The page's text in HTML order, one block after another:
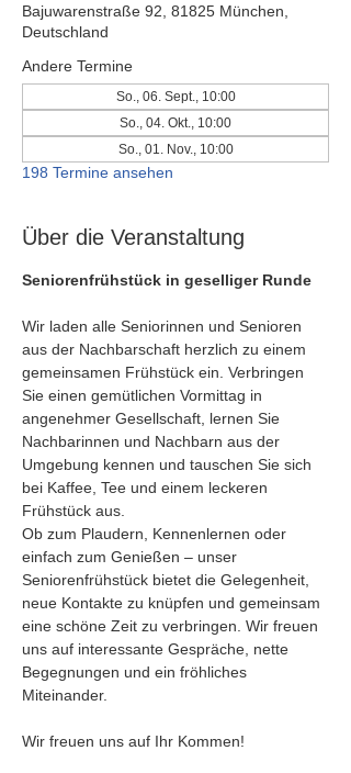
Bajuwarenstraße 92, 81825 München,
Deutschland
Andere Termine
So., 06. Sept., 10:00
So., 04. Okt., 10:00
So., 01. Nov., 10:00
198 Termine ansehen
Über die Veranstaltung
Seniorenfrühstück in geselliger Runde
Wir laden alle Seniorinnen und Senioren
aus der Nachbarschaft herzlich zu einem
gemeinsamen Frühstück ein. Verbringen
Sie einen gemütlichen Vormittag in
angenehmer Gesellschaft, lernen Sie
Nachbarinnen und Nachbarn aus der
Umgebung kennen und tauschen Sie sich
bei Kaffee, Tee und einem leckeren
Frühstück aus.
Ob zum Plaudern, Kennenlernen oder
einfach zum Genießen – unser
Seniorenfrühstück bietet die Gelegenheit,
neue Kontakte zu knüpfen und gemeinsam
eine schöne Zeit zu verbringen. Wir freuen
uns auf interessante Gespräche, nette
Begegnungen und ein fröhliches
Miteinander.
Wir freuen uns auf Ihr Kommen!